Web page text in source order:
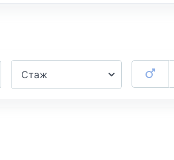
Стаж